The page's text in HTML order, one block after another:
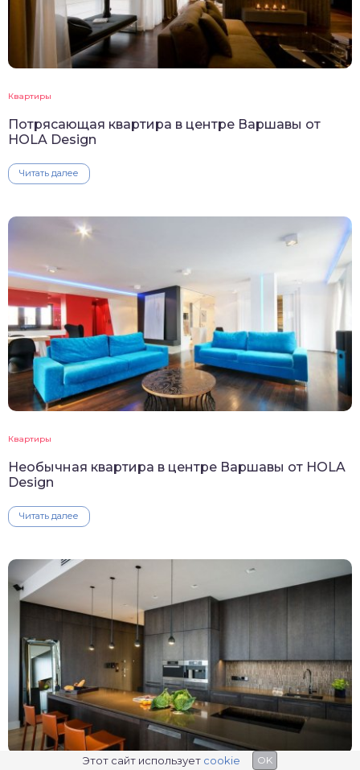
Квартиры
Потрясающая квартира в центре Варшавы от
HOLA Design
Читать далее
Квартиры
Необычная квартира в центре Варшавы от HOLA
Design
Читать далее
Этот сайт использует cookie OK